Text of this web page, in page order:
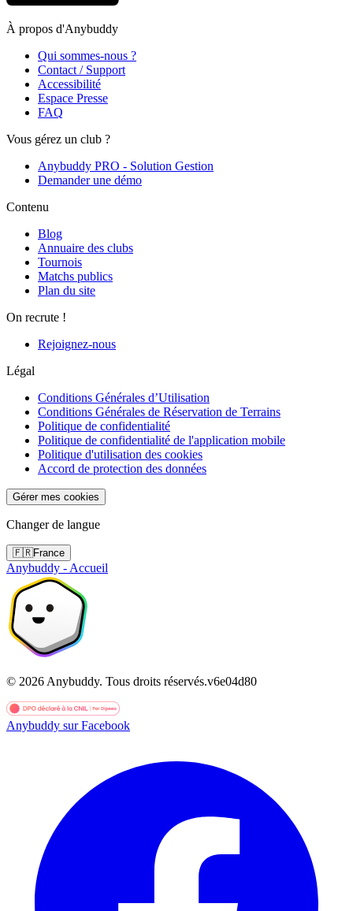
À propos d'Anybuddy
Qui sommes-nous ?
Contact / Support
Accessibilité
Espace Presse
FAQ
Vous gérez un club ?
Anybuddy PRO - Solution Gestion
Demander une démo
Contenu
Blog
Annuaire des clubs
Tournois
Matchs publics
Plan du site
On recrute !
Rejoignez-nous
Légal
Conditions Générales d’Utilisation
Conditions Générales de Réservation de Terrains
Politique de confidentialité
Politique de confidentialité de l'application mobile
Politique d'utilisation des cookies
Accord de protection des données
Gérer mes cookies
Changer de langue
🇫🇷France
Anybuddy - Accueil
© 2026 Anybuddy. Tous droits réservés.v6e04d80
Anybuddy sur Facebook